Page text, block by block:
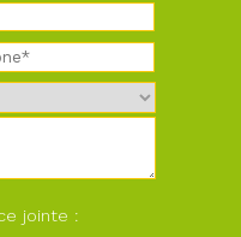
jointe :